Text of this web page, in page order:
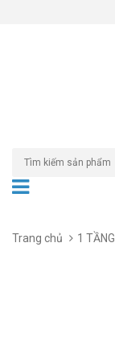
Trang chủ 1 TẦNG